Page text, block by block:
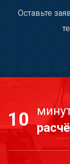
Оставьте
10